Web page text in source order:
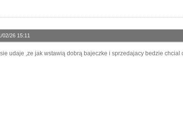
02/26 15:11
udaje ,ze jak wstawią dobrą bajeczke i sprzedajacy bedzie